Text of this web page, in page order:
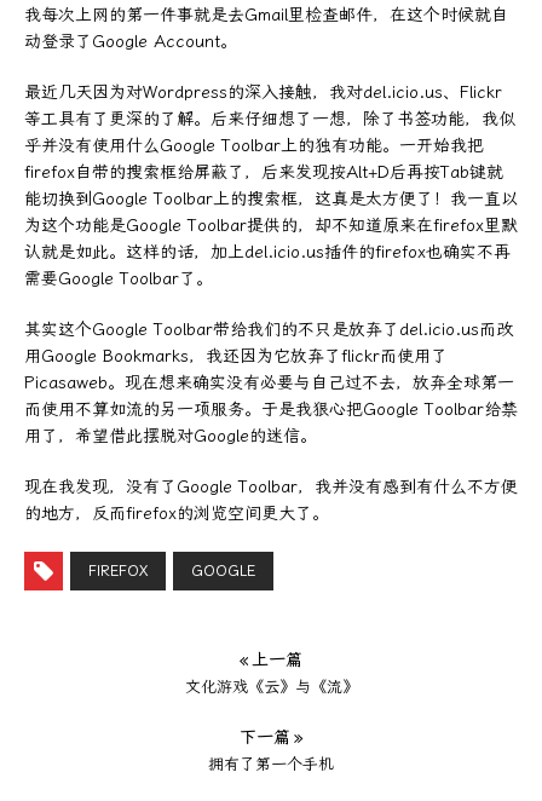
我每次上网的第一件事就是去Gmail里检查邮件，在这个时候就自
动登录了Google Account。
最近几天因为对Wordpress的深入接触，我对del.icio.us、Flickr
等工具有了更深的了解。后来仔细想了一想，除了书签功能，我似
乎并没有使用什么Google Toolbar上的独有功能。一开始我把
firefox自带的搜索框给屏蔽了，后来发现按Alt+D后再按Tab键就
能切换到Google Toolbar上的搜索框，这真是太方便了！我一直以
为这个功能是Google Toolbar提供的，却不知道原来在firefox里默
认就是如此。这样的话，加上del.icio.us插件的firefox也确实不再
需要Google Toolbar了。
其实这个Google Toolbar带给我们的不只是放弃了del.icio.us而改
用Google Bookmarks，我还因为它放弃了flickr而使用了
Picasaweb。现在想来确实没有必要与自己过不去，放弃全球第一
而使用不算如流的另一项服务。于是我狠心把Google Toolbar给禁
用了，希望借此摆脱对Google的迷信。
现在我发现，没有了Google Toolbar，我并没有感到有什么不方便
的地方，反而firefox的浏览空间更大了。
FIREFOX GOOGLE
« 上一篇
文化游戏《云》与《流》
下一篇 »
拥有了第一个手机